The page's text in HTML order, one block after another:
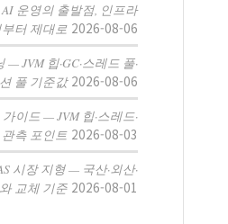
AI 운영의 출발점, 인프라
터 제대로 2026-08-06
— JVM 힙·GC·스레드 풀·
풀 기준값 2026-08-06
이드 — JVM 힙·스레드·
측 포인트 2026-08-03
시장 지형 — 국산·외산·
교체 기준 2026-08-01